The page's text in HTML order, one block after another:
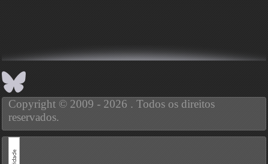
Copyright © 2009 - 2026 . Todos os direitos
reservados.